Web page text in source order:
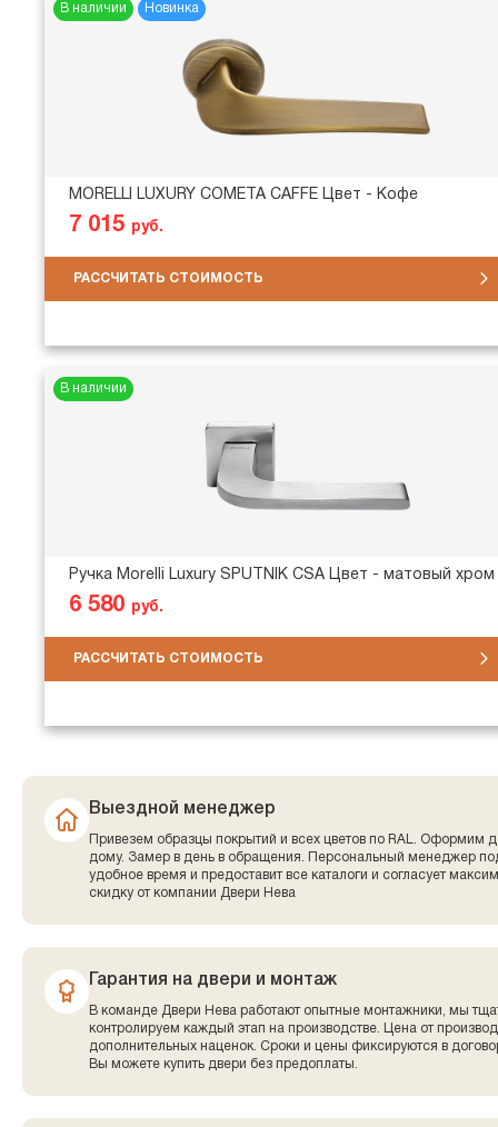
В наличии Новинка
MORELLI LUXURY COMETA CAFFE Цвет - Кофе
7 015 руб.
РАССЧИТАТЬ СТОИМОСТЬ
В наличии
Ручка Morelli Luxury SPUTNIK CSA Цвет - матовый хром
6 580 руб.
РАССЧИТАТЬ СТОИМОСТЬ
Выездной менеджер
Привезем образцы покрытий и всех цветов по RAL. Оформим
дому. Замер в день в обращения. Персональный менеджер
удобное время и предоставит все каталоги и согласует
скидку от компании Двери Нева
Гарантия на двери и монтаж
В команде Двери Нева работают опытные монтажники, мы
контролируем каждый этап на производстве. Цена от
дополнительных наценок. Сроки и цены фиксируются в
Вы можете купить двери без предоплаты.